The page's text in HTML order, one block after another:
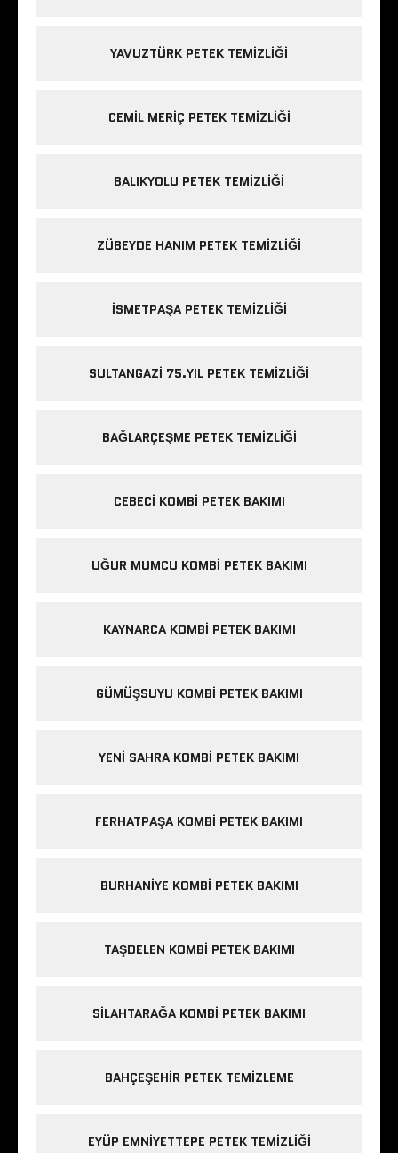
YAVUZTÜRK PETEK TEMIZLIĞI
CEMIL MERIÇ PETEK TEMIZLIĞI
BALIKYOLU PETEK TEMIZLIĞI
ZÜBEYDE HANIM PETEK TEMIZLIĞI
ISMETPAŞA PETEK TEMIZLIĞI
SULTANGAZI 75.YIL PETEK TEMIZLIĞI
BAĞLARÇEŞME PETEK TEMIZLIĞI
CEBECI KOMBI PETEK BAKIMI
UĞUR MUMCU KOMBI PETEK BAKIMI
KAYNARCA KOMBI PETEK BAKIMI
GÜMÜŞSUYU KOMBI PETEK BAKIMI
YENI SAHRA KOMBI PETEK BAKIMI
FERHATPAŞA KOMBI PETEK BAKIMI
BURHANIYE KOMBI PETEK BAKIMI
TAŞDELEN KOMBI PETEK BAKIMI
SILAHTARAĞA KOMBI PETEK BAKIMI
BAHÇEŞEHIR PETEK TEMIZLEME
EYÜP EMNIYETTEPE PETEK TEMIZLIĞI